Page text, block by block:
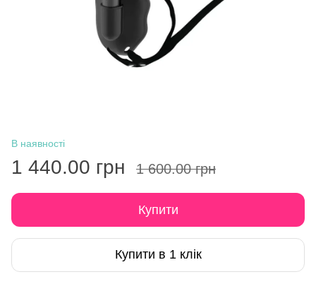
В наявності
1 440.00 грн 1 600.00 грн
Купити
Купити в 1 клік